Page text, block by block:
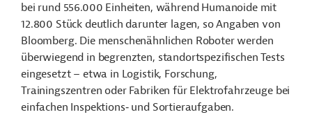
bei rund 556.000 Einheiten, während Humanoide mit
12.800 Stück deutlich darunter lagen, so Angaben von
Bloomberg. Die menschenähnlichen Roboter werden
überwiegend in begrenzten, standortspezifischen Tests
eingesetzt – etwa in Logistik, Forschung,
Trainingszentren oder Fabriken für Elektrofahrzeugebei
einfachen Inspektions‑und Sortieraufgaben.